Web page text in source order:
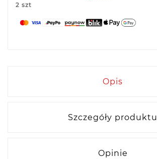
2 szt
Opis
Szczegóły produktu
Opinie